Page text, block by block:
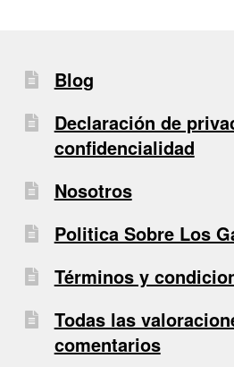
Blog
Declaración de
confidencialidad
Nosotros
Politica Sobre Los
Términos y
Todas las
comentarios